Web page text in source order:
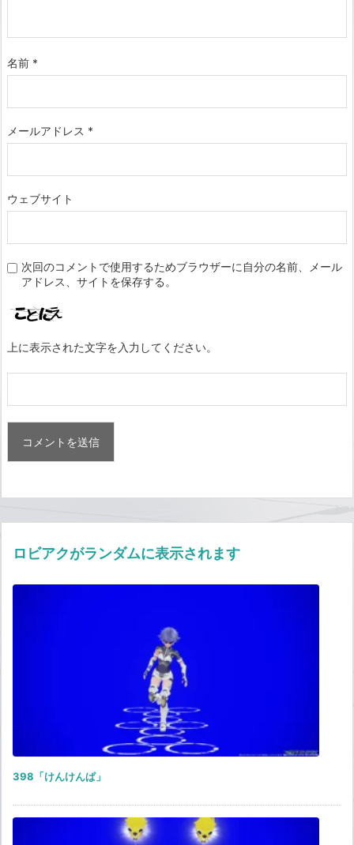
名前 *
メールアドレス *
ウェブサイト
次回のコメントで使用するためブラウザーに自分の名前、メール
アドレス、サイトを保存する。
上に表示された文字を入力してください。
ロビアクがランダムに表示されます
398「けんけんぱ」